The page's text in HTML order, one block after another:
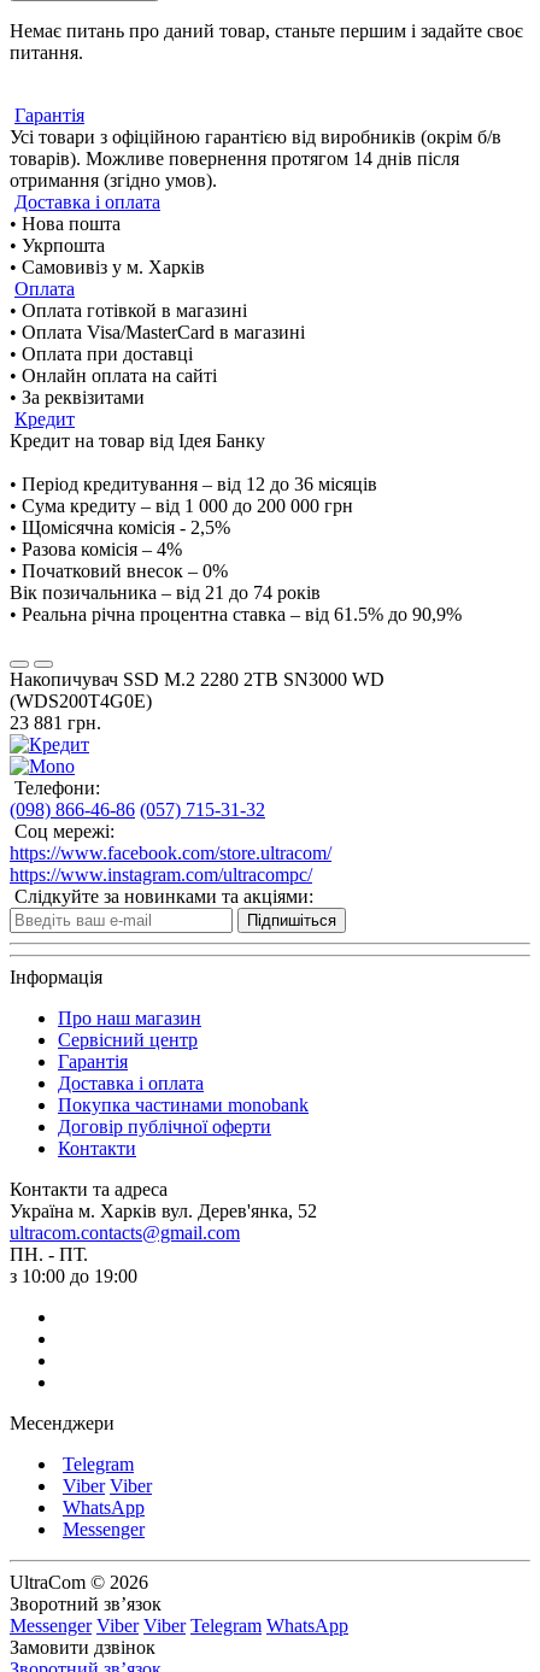
Немає питань про даний товар, станьте першим і задайте своє
питання.
Гарантія
Усі товари з офіційною гарантією від виробників (окрім б/в
товарів). Можливе повернення протягом 14 днів після
отримання (згідно умов).
Доставка і оплата
• Нова пошта
• Укрпошта
• Самовивіз у м. Харків
Оплата
• Оплата готівкой в магазині
• Оплата Visa/MasterCard в магазині
• Оплата при доставці
• Онлайн оплата на сайті
• За реквізитами
Кредит
Кредит на товар від Ідея Банку
• Період кредитування – від 12 до 36 місяців
• Сума кредиту – від 1 000 до 200 000 грн
• Щомісячна комісія - 2,5%
• Разова комісія – 4%
• Початковий внесок – 0%
Вік позичальника – від 21 до 74 років
• Реальна річна процентна ставка – від 61.5% до 90,9%
Накопичувач SSD M.2 2280 2TB SN3000 WD
(WDS200T4G0E)
23 881 грн.
Телефони:
(098) 866-46-86 (057) 715-31-32
Соц мережі:
https://www.facebook.com/store.ultracom/
https://www.instagram.com/ultracompc/
Слідкуйте за новинками та акціями:
Підпишіться
Інформація
Про наш магазин
Сервісний центр
Гарантія
Доставка і оплата
Покупка частинами monobank
Договір публічної оферти
Контакти
Контакти та адреса
Україна м. Харків вул. Дерев'янка, 52
ultracom.contacts@gmail.com
ПН. - ПТ.
з 10:00 до 19:00
Месенджери
Telegram
Viber Viber
WhatsApp
Messenger
UltraCom © 2026
Зворотний зв’язок
Messenger Viber Viber Telegram WhatsApp
Замовити дзвінок